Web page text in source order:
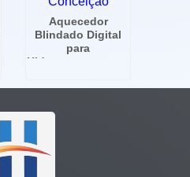
Aquecedor
Blindado Digital
para
Hidromassagem na
Conceição